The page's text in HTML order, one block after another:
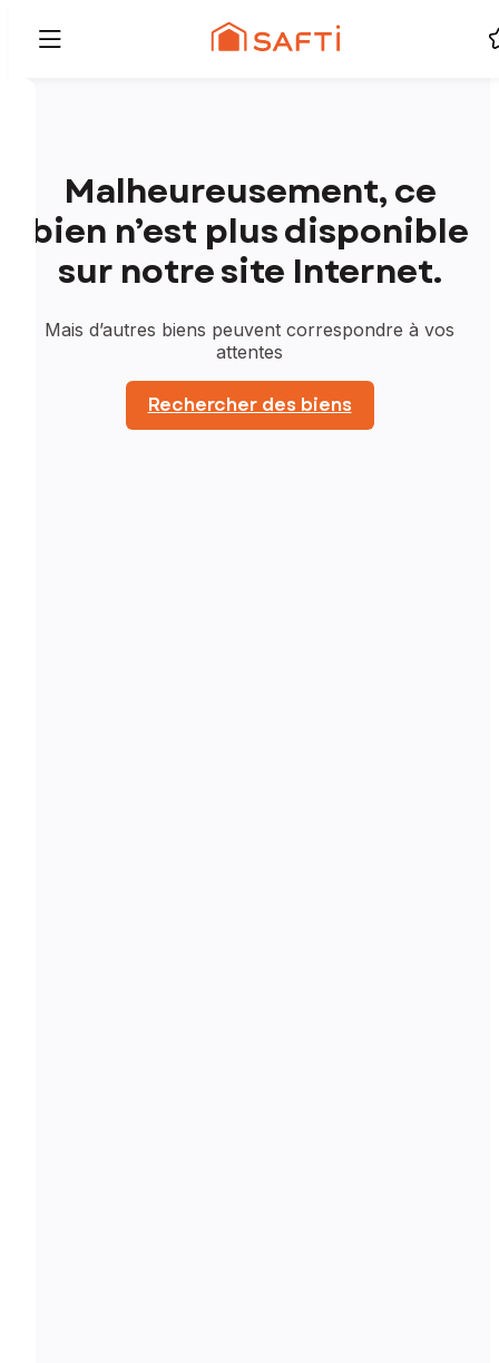
Malheureusement, ce
bien n’est plus disponible
sur notre site Internet.
Mais d’autres biens peuvent correspondre à vos
attentes
Rechercher des biens